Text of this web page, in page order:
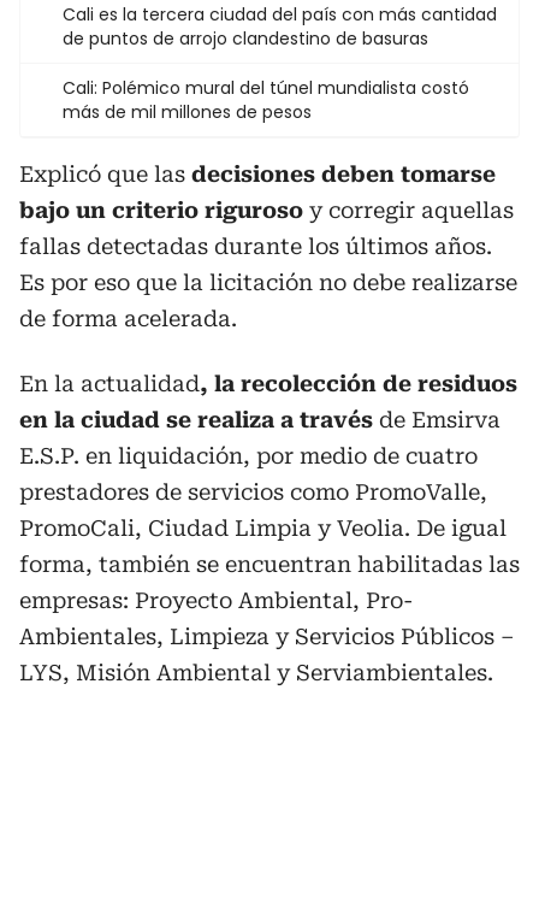
Cali es la tercera ciudad del país con más cantidad
de puntos de arrojo clandestino de basuras
Cali: Polémico mural del túnel mundialista costó
más de mil millones de pesos
Explicó que las decisiones deben tomarse
bajo un criterio riguroso y corregir aquellas
fallas detectadas durante los últimos años.
Es por eso que la licitación no debe realizarse
de forma acelerada.
En la actualidad, la recolección de residuos
en la ciudad se realiza a través de Emsirva
E.S.P. en liquidación, por medio de cuatro
prestadores de servicios como PromoValle,
PromoCali, Ciudad Limpia y Veolia. De igual
forma, también se encuentran habilitadas las
empresas: Proyecto Ambiental, Pro-
Ambientales, Limpieza y Servicios Públicos –
LYS, Misión Ambiental y Serviambientales.